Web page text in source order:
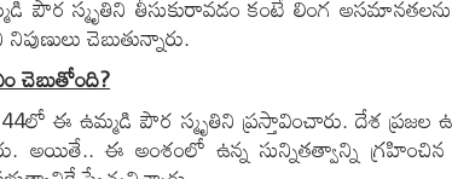
చెబుతున్నారు.
చెబుతోంది?
ఈ ఉమ్మడి పౌర స్మృతిని ప్రస్తావించారు. దేశ ప్రజల
అయితే.. ఈ అంశంలో ఉన్న సున్నితత్వాన్ని గ్రహించిన